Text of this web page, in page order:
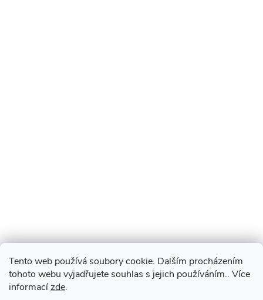
Tento web používá soubory cookie. Dalším procházením
tohoto webu vyjadřujete souhlas s jejich používáním.. Více
informacízde.